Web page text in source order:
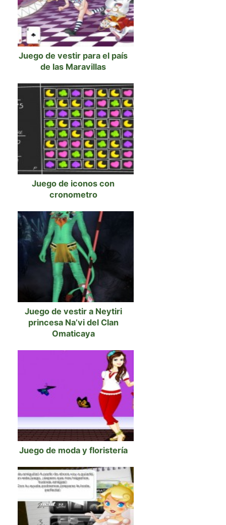
Juego de vestir para el país
de las Maravillas
Juego de iconos con
cronometro
Juego de vestir a Neytiri
princesa Na’vi del Clan
Omaticaya
Juego de moda y floristería